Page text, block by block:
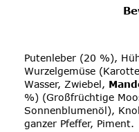
Putenleber (20 %),
Wurzelgemüse
Wasser, Zwiebel,
%) (Großfrüchtige
Sonnenblumenöl),
ganzer Pfeffer, Piment.